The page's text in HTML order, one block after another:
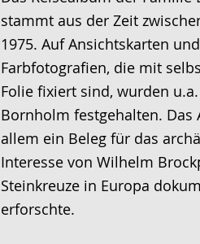
wechseln.
Deutscher
Gebärdensprache
wird
angezeigt.
stammt aus der Zeit
1975. Auf Ansichtskarten und
Farbfotografien, die mit
Folie fixiert sind, wurden
Bornholm festgehalten. Das
allem ein Beleg für das
Interesse von Wilhelm
Steinkreuze in Europa
erforschte.